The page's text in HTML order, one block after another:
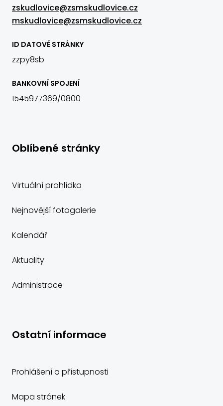
zskudlovice@zsmskudlovice.cz
mskudlovice@zsmskudlovice.cz
ID DATOVÉ STRÁNKY
zzpy8sb
BANKOVNÍ SPOJENÍ
1545977369/0800
Oblíbené stránky
Virtuální prohlídka
Nejnovější fotogalerie
Kalendář
Aktuality
Administrace
Ostatní informace
Prohlášení o přístupnosti
Mapa stránek